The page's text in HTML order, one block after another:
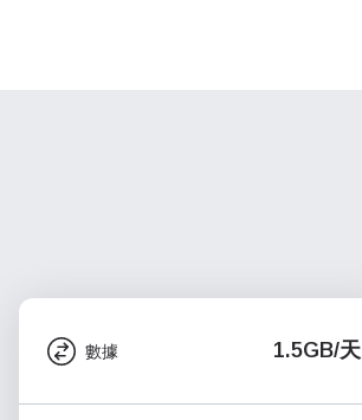
數據 1.5GB/天